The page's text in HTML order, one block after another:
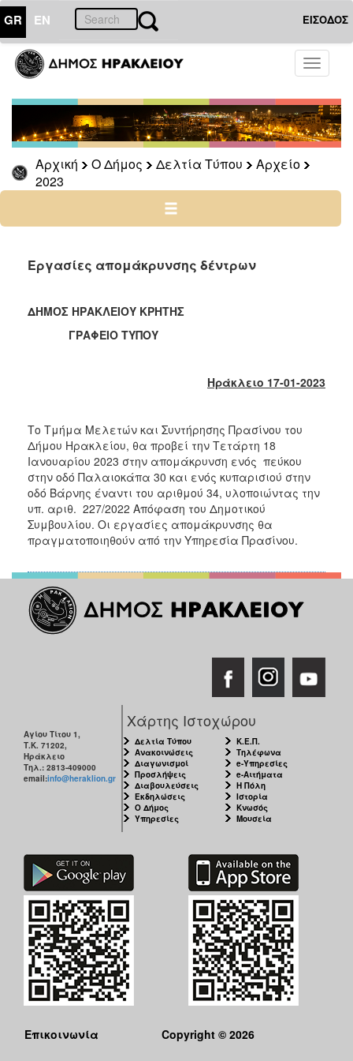
GR EN ΕΙΣΟΔΟΣ
Toggle
Αρχική Ο Δήμος Δελτία Τύπου
Αρχείο
2023
ΔΗΜΟΣ
Δελτία
Τύπου
Αρχείο
2026
2025
2022
2020
2019
2015
2013
2012
2011
2010
2006
ΤΟΠΟΣ
ΠΟΛΗ
Εργασίες απομάκρυνσης δέντρων
ΔΗΜΟΣ ΗΡΑΚΛΕΙΟΥ ΚΡΗΤΗΣ
ΓΡΑΦΕΙΟ ΤΥΠΟΥ
Ηράκλειο 17-01-2023
Το Τμήμα Μελετών και Συντήρησης Πρασίνου του
Δήμου Ηρακλείου, θα προβεί την Τετάρτη 18
Ιανουαρίου 2023 στην απομάκρυνση ενός πεύκου
στην οδό Παλαιοκάπα 30 και ενός κυπαρισιού στην
οδό Βάρνης έναντι του αριθμού 34, υλοποιώντας την
υπ. αριθ. 227/2022 Απόφαση του Δημοτικού
Συμβουλίου. Οι εργασίες απομάκρυνσης θα
πραγματοποιηθούν από την Υπηρεσία Πρασίνου.
Αγίου Τίτου 1,
Τ.Κ. 71202,
Ηράκλειο
Τηλ.: 2813-409000
email:info@heraklion.gr
Χάρτης Ιστοχώρου
Δελτία Τύπου
Ανακοινώσεις
Διαγωνισμοί
Προσλήψεις
Διαβουλεύσεις
Εκδηλώσεις
Ο Δήμος
Υπηρεσίες
Κ.Ε.Π.
Τηλέφωνα
e-Υπηρεσίες
e-Αιτήματα
Η Πόλη
Ιστορία
Κνωσός
Μουσεία
Επικοινωνία
Copyright © 2026